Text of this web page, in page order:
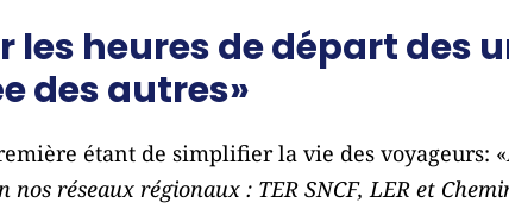
les heures de départ des
des autres»
étant de simplifier la vie des voyageurs: «
réseaux régionaux : TER SNCF, LER et